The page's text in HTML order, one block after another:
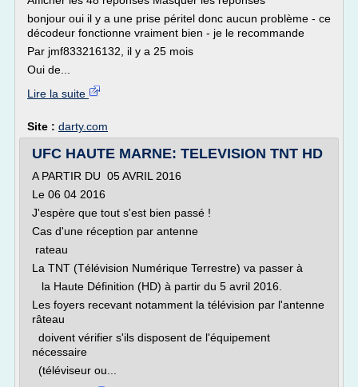
bonjour oui il y a une prise péritel donc aucun problème - ce
décodeur fonctionne vraiment bien - je le recommande
Par jmf833216132, il y a 25 mois
Oui de...
Lire la suite
Site : darty.com
UFC HAUTE MARNE: TELEVISION TNT HD
A PARTIR DU 05 AVRIL 2016
Le 06 04 2016
J'espère que tout s'est bien passé !
Cas d'une réception par antenne
rateau
La TNT (Télévision Numérique Terrestre) va passer à
la Haute Définition (HD) à partir du 5 avril 2016.
Les foyers recevant notamment la télévision par l'antenne
râteau
doivent vérifier s'ils disposent de l'équipement
nécessaire
(téléviseur ou...